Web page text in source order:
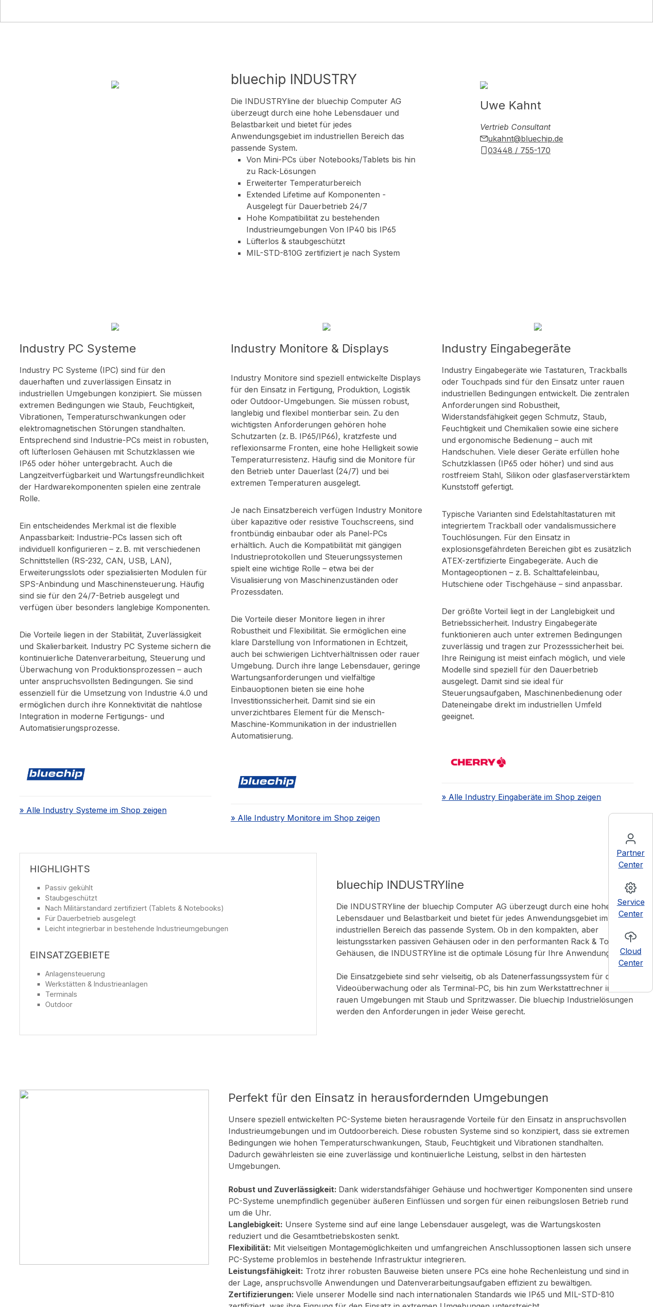
Partner
Center
Service
Center
Cloud
Center
bluechip INDUSTRY
Die INDUSTRYline der bluechip Computer AG
überzeugt durch eine hohe Lebensdauer und
Belastbarkeit und bietet für jedes
Anwendungsgebiet im industriellen Bereich das
passende System.
Von Mini-PCs über Notebooks/Tablets bis hin
zu Rack-Lösungen
Erweiterter Temperaturbereich
Extended Lifetime auf Komponenten -
Ausgelegt für Dauerbetrieb 24/7
Hohe Kompatibilität zu bestehenden
Industrieumgebungen Von IP40 bis IP65
Lüfterlos & staubgeschützt
MIL-STD-810G zertifiziert je nach System
Uwe Kahnt
Vertrieb Consultant
ukahnt@bluechip.de
03448 / 755-170
Industry PC Systeme
Industry PC Systeme (IPC) sind für den
dauerhaften und zuverlässigen Einsatz in
industriellen Umgebungen konzipiert. Sie müssen
extremen Bedingungen wie Staub, Feuchtigkeit,
Vibrationen, Temperaturschwankungen oder
elektromagnetischen Störungen standhalten.
Entsprechend sind Industrie-PCs meist in robusten,
oft lüfterlosen Gehäusen mit Schutzklassen wie
IP65 oder höher untergebracht. Auch die
Langzeitverfügbarkeit und Wartungsfreundlichkeit
der Hardwarekomponenten spielen eine zentrale
Rolle.
Ein entscheidendes Merkmal ist die flexible
Anpassbarkeit: Industrie-PCs lassen sich oft
individuell konfigurieren – z. B. mit verschiedenen
Schnittstellen (RS-232, CAN, USB, LAN),
Erweiterungsslots oder spezialisierten Modulen für
SPS-Anbindung und Maschinensteuerung. Häufig
sind sie für den 24/7-Betrieb ausgelegt und
verfügen über besonders langlebige Komponenten.
Die Vorteile liegen in der Stabilität, Zuverlässigkeit
und Skalierbarkeit. Industry PC Systeme sichern die
kontinuierliche Datenverarbeitung, Steuerung und
Überwachung von Produktionsprozessen – auch
unter anspruchsvollsten Bedingungen. Sie sind
essenziell für die Umsetzung von Industrie 4.0 und
ermöglichen durch ihre Konnektivität die nahtlose
Integration in moderne Fertigungs- und
Automatisierungsprozesse.
» Alle Industry Systeme im Shop zeigen
Industry Monitore & Displays
Industry Monitore sind speziell entwickelte Displays
für den Einsatz in Fertigung, Produktion, Logistik
oder Outdoor-Umgebungen. Sie müssen robust,
langlebig und flexibel montierbar sein. Zu den
wichtigsten Anforderungen gehören hohe
Schutzarten (z. B. IP65/IP66), kratzfeste und
reflexionsarme Fronten, eine hohe Helligkeit sowie
Temperaturresistenz. Häufig sind die Monitore für
den Betrieb unter Dauerlast (24/7) und bei
extremen Temperaturen ausgelegt.
Je nach Einsatzbereich verfügen Industry Monitore
über kapazitive oder resistive Touchscreens, sind
frontbündig einbaubar oder als Panel-PCs
erhältlich. Auch die Kompatibilität mit gängigen
Industrieprotokollen und Steuerungssystemen
spielt eine wichtige Rolle – etwa bei der
Visualisierung von Maschinenzuständen oder
Prozessdaten.
Die Vorteile dieser Monitore liegen in ihrer
Robustheit und Flexibilität. Sie ermöglichen eine
klare Darstellung von Informationen in Echtzeit,
auch bei schwierigen Lichtverhältnissen oder rauer
Umgebung. Durch ihre lange Lebensdauer, geringe
Wartungsanforderungen und vielfältige
Einbauoptionen bieten sie eine hohe
Investitionssicherheit. Damit sind sie ein
unverzichtbares Element für die Mensch-
Maschine-Kommunikation in der industriellen
Automatisierung.
» Alle Industry Monitore im Shop zeigen
Industry Eingabegeräte
Industry Eingabegeräte wie Tastaturen, Trackballs
oder Touchpads sind für den Einsatz unter rauen
industriellen Bedingungen entwickelt. Die zentralen
Anforderungen sind Robustheit,
Widerstandsfähigkeit gegen Schmutz, Staub,
Feuchtigkeit und Chemikalien sowie eine sichere
und ergonomische Bedienung – auch mit
Handschuhen. Viele dieser Geräte erfüllen hohe
Schutzklassen (IP65 oder höher) und sind aus
rostfreiem Stahl, Silikon oder glasfaserverstärktem
Kunststoff gefertigt.
Typische Varianten sind Edelstahltastaturen mit
integriertem Trackball oder vandalismussichere
Touchlösungen. Für den Einsatz in
explosionsgefährdeten Bereichen gibt es zusätzlich
ATEX-zertifizierte Eingabegeräte. Auch die
Montageoptionen – z. B. Schalttafeleinbau,
Hutschiene oder Tischgehäuse – sind anpassbar.
Der größte Vorteil liegt in der Langlebigkeit und
Betriebssicherheit. Industry Eingabegeräte
funktionieren auch unter extremen Bedingungen
zuverlässig und tragen zur Prozesssicherheit bei.
Ihre Reinigung ist meist einfach möglich, und viele
Modelle sind speziell für den Dauerbetrieb
ausgelegt. Damit sind sie ideal für
Steuerungsaufgaben, Maschinenbedienung oder
Dateneingabe direkt im industriellen Umfeld
geeignet.
» Alle Industry Eingaberäte im Shop zeigen
HIGHLIGHTS
Passiv gekühlt
Staubgeschützt
Nach Militärstandard zertifiziert (Tablets & Notebooks)
Für Dauerbetrieb ausgelegt
Leicht integrierbar in bestehende Industrieumgebungen
EINSATZGEBIETE
Anlagensteuerung
Werkstätten & Industrieanlagen
Terminals
Outdoor
bluechip INDUSTRYline
Die INDUSTRYline der bluechip Computer AG überzeugt durch eine hohe
Lebensdauer und Belastbarkeit und bietet für jedes Anwendungsgebiet im
industriellen Bereich das passende System. Ob in den kompakten, aber
leistungsstarken passiven Gehäusen oder in den performanten Rack & Tower
Gehäusen, die INDUSTRYline ist die optimale Lösung für Ihre Anwendungen.
Die Einsatzgebiete sind sehr vielseitig, ob als Datenerfassungssystem für die
Videoüberwachung oder als Terminal-PC, bis hin zum Werkstattrechner in
rauen Umgebungen mit Staub und Spritzwasser. Die bluechip Industrielösungen
werden den Anforderungen in jeder Weise gerecht.
Perfekt für den Einsatz in herausfordernden Umgebungen
Unsere speziell entwickelten PC-Systeme bieten herausragende Vorteile für den Einsatz in anspruchsvollen
Industrieumgebungen und im Outdoorbereich. Diese robusten Systeme sind so konzipiert, dass sie extremen
Bedingungen wie hohen Temperaturschwankungen, Staub, Feuchtigkeit und Vibrationen standhalten.
Dadurch gewährleisten sie eine zuverlässige und kontinuierliche Leistung, selbst in den härtesten
Umgebungen.
Robust und Zuverlässigkeit: Dank widerstandsfähiger Gehäuse und hochwertiger Komponenten sind unsere
PC-Systeme unempfindlich gegenüber äußeren Einflüssen und sorgen für einen reibungslosen Betrieb rund
um die Uhr.
Langlebigkeit: Unsere Systeme sind auf eine lange Lebensdauer ausgelegt, was die Wartungskosten
reduziert und die Gesamtbetriebskosten senkt.
Flexibilität: Mit vielseitigen Montagemöglichkeiten und umfangreichen Anschlussoptionen lassen sich unsere
PC-Systeme problemlos in bestehende Infrastruktur integrieren.
Leistungsfähigkeit: Trotz ihrer robusten Bauweise bieten unsere PCs eine hohe Rechenleistung und sind in
der Lage, anspruchsvolle Anwendungen und Datenverarbeitungsaufgaben effizient zu bewältigen.
Zertifizierungen:Viele unserer Modelle sind nach internationalen Standards wie IP65 und MIL-STD-810